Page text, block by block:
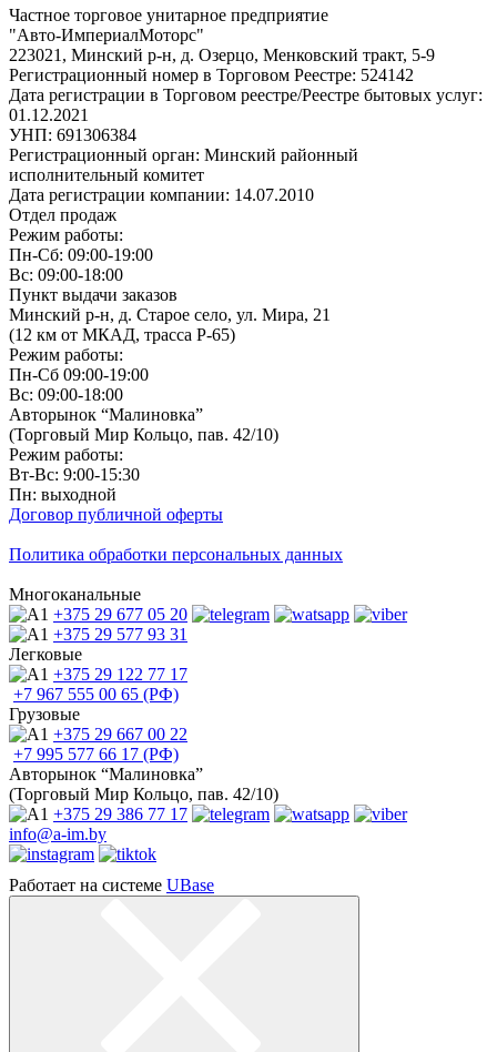
Частное торговое унитарное предприятие
"Авто-ИмпериалМоторс"
223021, Минский р-н, д. Озерцо, Менковский тракт, 5-9
Регистрационный номер в Торговом Реестре: 524142
Дата регистрации в Торговом реестре/Реестре бытовых услуг:
01.12.2021
УНП: 691306384
Регистрационный орган: Минский районный
исполнительный комитет
Дата регистрации компании: 14.07.2010
Отдел продаж
Режим работы:
Пн-Сб: 09:00-19:00
Вс: 09:00-18:00
Пункт выдачи заказов
Минский р-н, д. Старое село, ул. Мира, 21
(12 км от МКАД, трасса P-65)
Режим работы:
Пн-Сб 09:00-19:00
Вс: 09:00-18:00
Авторынок “Малиновка”
(Торговый Мир Кольцо, пав. 42/10)
Режим работы:
Вт-Вс: 9:00-15:30
Пн: выходной
Договор публичной оферты
Политика обработки персональных данных
Многоканальные
+375 29 677 05 20
+375 29 577 93 31
Легковые
+375 29 122 77 17
+7 967 555 00 65 (РФ)
Грузовые
+375 29 667 00 22
+7 995 577 66 17 (РФ)
Авторынок “Малиновка”
(Торговый Мир Кольцо, пав. 42/10)
+375 29 386 77 17
info@a-im.by
Работает на системе UBase